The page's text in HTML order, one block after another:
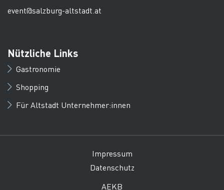
event@salzburg-altstadt.at
Nützliche Links
Gastronomie
Shopping
Für Altstadt Unternehmer:innen
Impressum
Datenschutz
AEKB